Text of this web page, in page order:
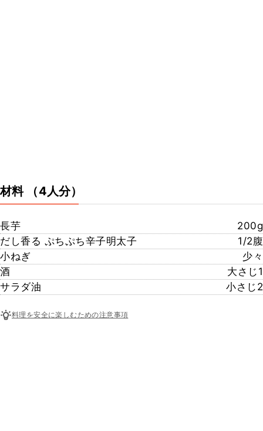
材料 （4人分）
長芋​
200g
だし香る ぷちぷち辛子明太子
1/2腹
小ねぎ
少々
酒​
大さじ1
サラダ油
小さじ2
料理を安全に楽しむための注意事項